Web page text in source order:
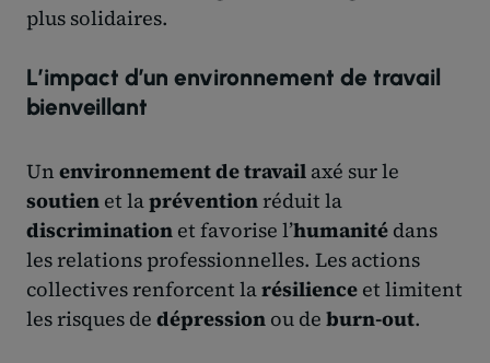
plus solidaires.
L’impact d’un environnement de travail
bienveillant
Un environnement de travail axé sur le
soutien et lapréventionréduit la
discrimination et favorise l’humanité dans
les relations professionnelles. Les actions
collectives renforcent larésilience et limitent
les risques de dépression ou de burn-out.